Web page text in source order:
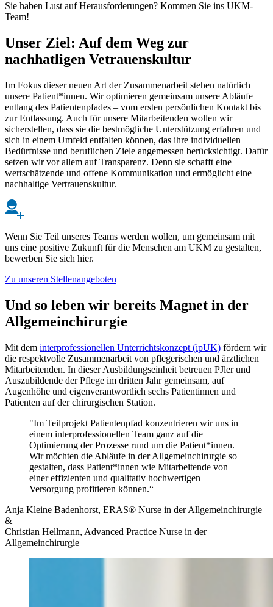
Sie haben Lust auf Herausforderungen? Kommen Sie ins UKM-
Team!
Unser Ziel: Auf dem Weg zur
nachhatligen Vetrauenskultur
Im Fokus dieser neuen Art der Zusammenarbeit stehen natürlich
unsere Patient*innen. Wir optimieren gemeinsam unsere Abläufe
entlang des Patientenpfades – vom ersten persönlichen Kontakt bis
zur Entlassung. Auch für unsere Mitarbeitenden wollen wir
sicherstellen, dass sie die bestmögliche Unterstützung erfahren und
sich in einem Umfeld entfalten können, das ihre individuellen
Bedürfnisse und beruflichen Ziele angemessen berücksichtigt. Dafür
setzen wir vor allem auf Transparenz. Denn sie schafft eine
wertschätzende und offene Kommunikation und ermöglicht eine
nachhaltige Vertrauenskultur.
Wenn Sie Teil unseres Teams werden wollen, um gemeinsam mit
uns eine positive Zukunft für die Menschen am UKM zu gestalten,
bewerben Sie sich hier.
Zu unseren Stellenangeboten
Und so leben wir bereits Magnet in der
Allgemeinchirurgie
Mit dem interprofessionellen Unterrichtskonzept (ipUK) fördern wir
die respektvolle Zusammenarbeit von pflegerischen und ärztlichen
Mitarbeitenden. In dieser Ausbildungseinheit betreuen PJler und
Auszubildende der Pflege im dritten Jahr gemeinsam, auf
Augenhöhe und eigenverantwortlich sechs Patientinnen und
Patienten auf der chirurgischen Station.
"Im Teilprojekt Patientenpfad konzentrieren wir uns in
einem interprofessionellen Team ganz auf die
Optimierung der Prozesse rund um die Patient*innen.
Wir möchten die Abläufe in der Allgemeinchirurgie so
gestalten, dass Patient*innen wie Mitarbeitende von
einer effizienten und qualitativ hochwertigen
Versorgung profitieren können.“
Anja Kleine Badenhorst, ERAS® Nurse in der Allgemeinchirurgie
&
Christian Hellmann, Advanced Practice Nurse in der
Allgemeinchirurgie